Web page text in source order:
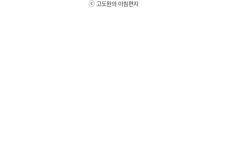
ⓒ 고도원의 아침편지